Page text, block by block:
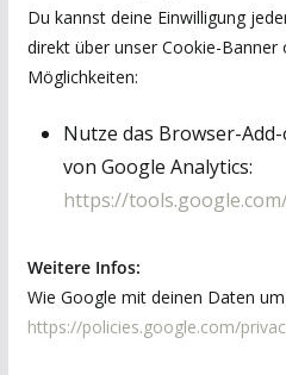
Du kannst deine Einwilligung
direkt über unser Cookie-
Möglichkeiten:
Nutze das Browser-
von Google Analytics:
https://
Weitere Infos:
Wie Google mit deinen Daten
https://policies.google.com/